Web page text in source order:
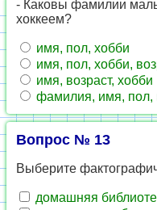
- Каковы фамилии
хоккеем?
имя, пол, хобби
имя, пол, хобби,
имя, возраст, хобби
фамилия, имя, пол,
Вопрос № 13
Выберите
домашняя